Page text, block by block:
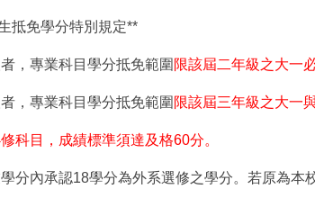
抵免學分特別規定**
，專業科目學分抵免範圍 限該屆二年級之大一
，專業科目學分抵免範圍 限該屆三年級之大一
科目，成績標準須達及格60分。
分內承認18學分為外系選修之學分。若原為本